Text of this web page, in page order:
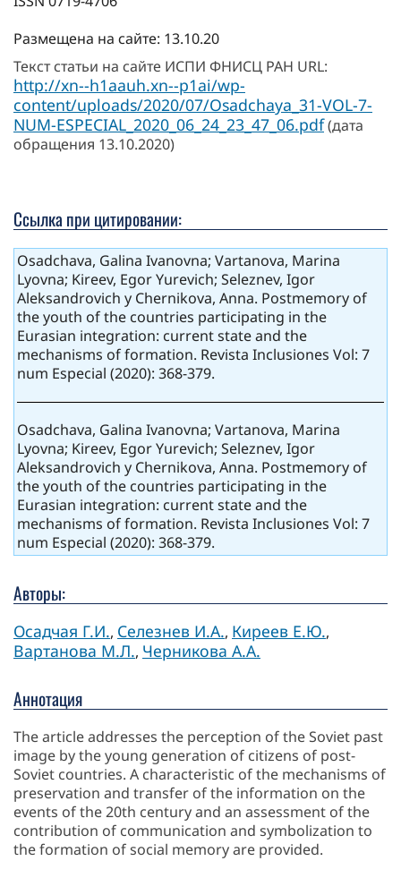
Размещена на сайте: 13.10.20
Текст статьи на сайте ИСПИ ФНИСЦ РАН URL:
http://xn--h1aauh.xn--p1ai/wp-
content/uploads/2020/07/Osadchaya_31-VOL-7-
NUM-ESPECIAL_2020_06_24_23_47_06.pdf(дата
обращения 13.10.2020)
Ссылка при цитировании:
Osadchava, Galina Ivanovna; Vartanova, Marina
Lyovna; Kireev, Egor Yurevich; Seleznev, Igor
Aleksandrovich y Chernikova, Anna. Postmemory of
the youth of the countries participating in the
Eurasian integration: current state and the
mechanisms of formation. Revista Inclusiones Vol: 7
num Especial (2020): 368-379.
Osadchava, Galina Ivanovna; Vartanova, Marina
Lyovna; Kireev, Egor Yurevich; Seleznev, Igor
Aleksandrovich y Chernikova, Anna. Postmemory of
the youth of the countries participating in the
Eurasian integration: current state and the
mechanisms of formation. Revista Inclusiones Vol: 7
num Especial (2020): 368-379.
Авторы:
Осадчая Г.И., Селезнев И.А., Киреев Е.Ю.,
Вартанова М.Л., Черникова А.А.
Аннотация
The article addresses the perception of the Soviet past
image by the young generation of citizens of post-
Soviet countries. A characteristic of the mechanisms of
preservation and transfer of the information on the
events of the 20th century and an assessment of the
contribution of communication and symbolization to
the formation of social memory are provided.